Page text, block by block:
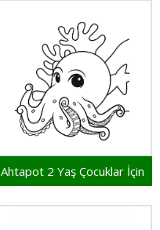
Ahtapot 2 Yaş Çocuklar İçin